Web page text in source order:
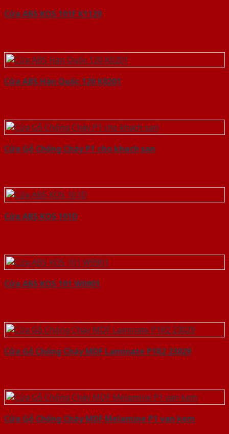
Cửa ABS KOS 101F K1129
Cửa ABS Hàn Quốc 120 K0201
Cửa Gỗ Chống Cháy P1 cho khach san
Cửa ABS KOS 101D
Cửa ABS KOS 101 W0901
Cửa Gỗ Chống Cháy MDF Laminate P1R2 23029
Cửa Gỗ Chống Cháy MDF Melamine P1 van kem